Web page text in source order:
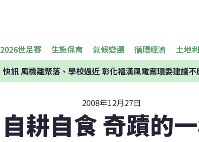
2026世足賽 生態保育 氣候變遷 循環經濟 土地
快訊風機離聚落、學校過近 彰化福漢風電案環委建議
2008年12月27日
自耕自食 奇蹟的